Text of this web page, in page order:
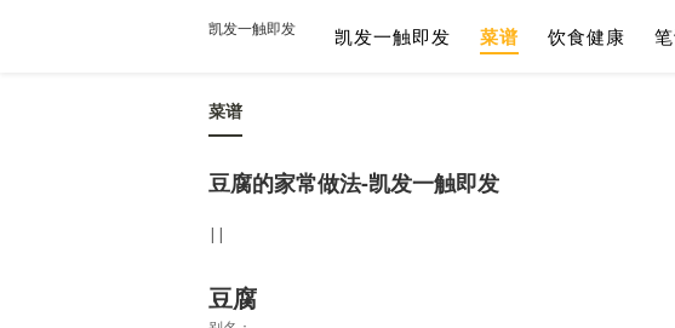
凯发一触即发 凯发一触即发 菜谱 饮食健康
菜谱
豆腐的家常做法-凯发一触即发
||
豆腐